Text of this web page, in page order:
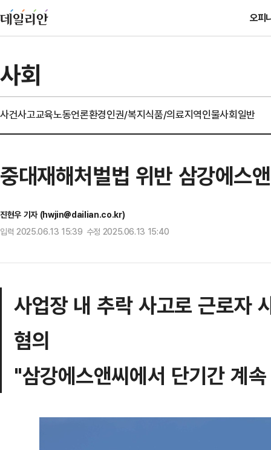
오피
사회
사건사고교육노동언론환경인권/복지식품/의료지역인물사회일반
중대재해처벌법 위반 삼강에스
진현우 기자 (hwjin@dailian.co.kr)
입력 2025.06.13 15:39 수정 2025.06.13 15:40
사업장 내 추락 사고로 근로자
혐의
"삼강에스앤씨에서 단기간 계